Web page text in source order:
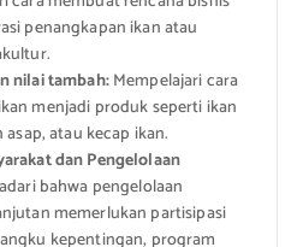
penangkapan ikan atau
nilai tambah:Mempelajari cara
menjadi produk seperti ikan
asap, atau kecap ikan.
dan Pengelolaan
bahwa pengelolaan
memerlukan partisipasi
kepentingan, program